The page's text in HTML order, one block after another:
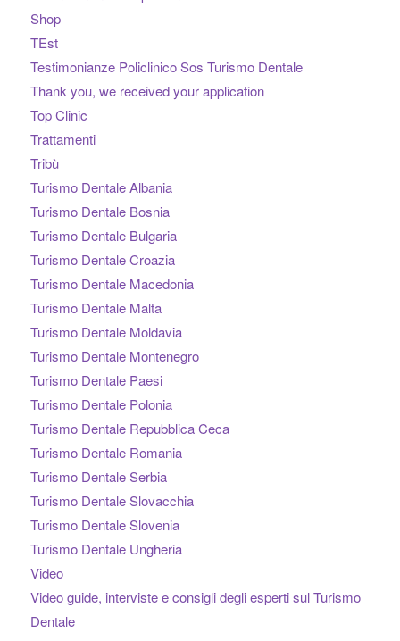
Shop
TEst
Testimonianze Policlinico Sos Turismo Dentale
Thank you, we received your application
Top Clinic
Trattamenti
Tribù
Turismo Dentale Albania
Turismo Dentale Bosnia
Turismo Dentale Bulgaria
Turismo Dentale Croazia
Turismo Dentale Macedonia
Turismo Dentale Malta
Turismo Dentale Moldavia
Turismo Dentale Montenegro
Turismo Dentale Paesi
Turismo Dentale Polonia
Turismo Dentale Repubblica Ceca
Turismo Dentale Romania
Turismo Dentale Serbia
Turismo Dentale Slovacchia
Turismo Dentale Slovenia
Turismo Dentale Ungheria
Video
Video guide, interviste e consigli degli esperti sul Turismo
Dentale